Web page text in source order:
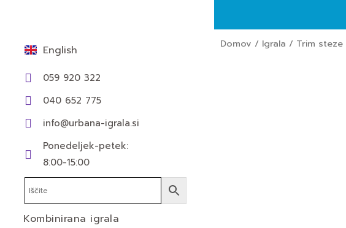
content English
059 920 322
040 652 775
info@urbana-igrala.si
Ponedeljek-petek:
8:00-15:00
Kombinirana igrala
Domov / Igrala / Trim steze